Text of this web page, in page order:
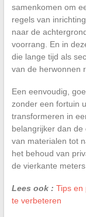
samenkomen om
regels van
naar de
voorrang. En in
die lange tijd als
van de herwonnen
Een eenvoudig,
zonder een fortuin
transformeren in
belangrijker dan de
van materialen tot
het behoud van
de vierkante
Lees ook : Tips en
te verbeteren